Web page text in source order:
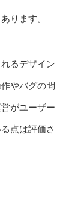
あります。
るデザイン
やバグの問
がユーザー
点は評価さ